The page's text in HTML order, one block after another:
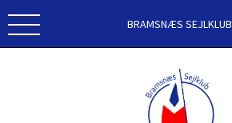
BRAMSNÆS SEJLKLUB